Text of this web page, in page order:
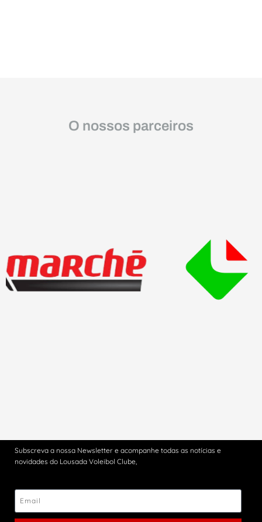
O nossos parceiros
Subscreva a nossa Newsletter e acompanhe todas as notícias e
novidades do Lousada Voleibol Clube,